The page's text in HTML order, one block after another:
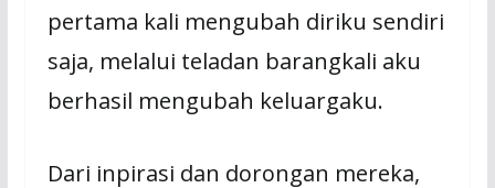
pertama kali mengubah diriku sendiri
saja, melalui teladan barangkali aku
berhasil mengubah keluargaku.
Dari inpirasi dan dorongan mereka,